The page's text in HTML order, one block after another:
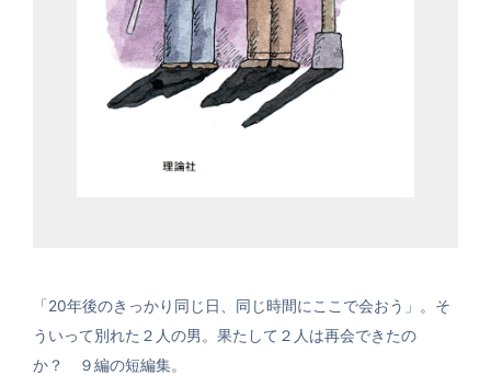
「20年後のきっかり同じ日、同じ時間にここで会おう」。そ
ういって別れた２人の男。果たして２人は再会できたの
か？ ９編の短編集。